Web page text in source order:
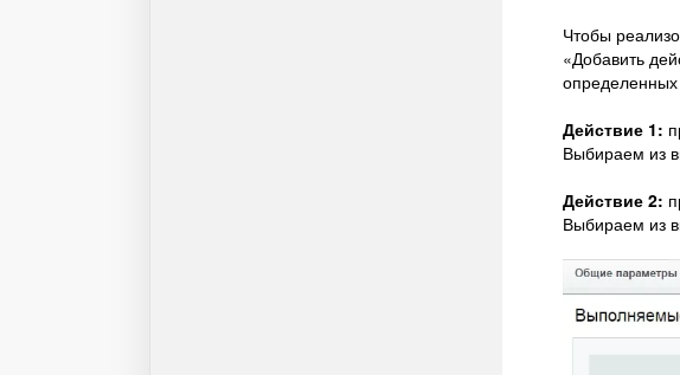
Чтобы
«Добавить
определенных
Действие 1:
Выбираем из
Действие 2:
Выбираем из